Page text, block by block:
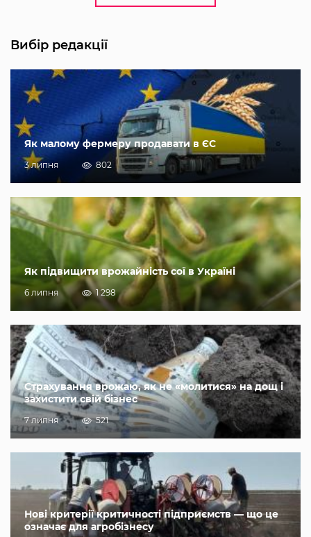
Вибір редакції
Як малому фермеру продавати в ЄС
3 липня 802
Як підвищити врожайність сої в Україні
6 липня 1 298
Страхування врожаю, як не «молитися» на дощ і
захистити свій бізнес
7 липня 521
Нові критерії критичності підприємств — що це
означає для агробізнесу